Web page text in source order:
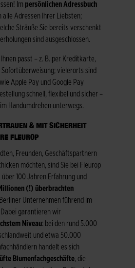
Im persönlichen Adressbuch
alle Adressen Ihrer Liebsten;
Sträuße Sie bereits verschenkt
sind ausgeschlossen.
Ihnen passt – z. B. per Kreditkarte,
Sofortüberweisung; vielerorts sind
Apple Pay und Google Pay
schnell, flexibel und sicher –
Handumdrehen unterwegs.
& MIT SICHERHEIT
FLEUROP
Freunden, Geschäftspartnern
möchten, sind Sie bei Fleurop
100 Jahren Erfahrung und
(!) überbrachten
Unternehmen führend im
garantieren wir
Niveau: bei den rund 5.000
und etwa 50.000
handelt es sich
Blumenfachgeschäfte, die